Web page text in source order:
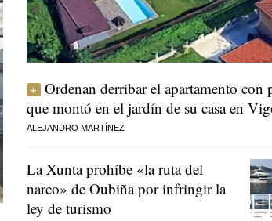
Ordenan derribar el apartamento con
que montó en el jardín de su casa en
ALEJANDRO MARTÍNEZ
La Xunta prohíbe «la ruta del
narco» de Oubiña por infringir la
ley de turismo